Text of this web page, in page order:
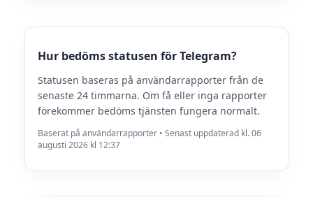
Hur bedöms statusen för Telegram?
Statusen baseras på användarrapporter från de
senaste 24 timmarna. Om få eller inga rapporter
förekommer bedöms tjänsten fungera normalt.
Baserat på användarrapporter • Senast uppdaterad kl. 06
augusti 2026 kl 12:37